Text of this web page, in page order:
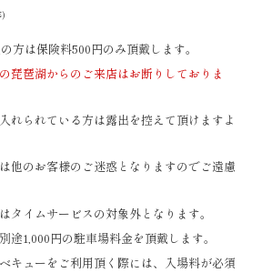
方は保険料500円のみ頂戴します。
琵琶湖からのご来店はお断りしておりま
れられている方は露出を控えて頂けますよ
他のお客様のご迷惑となりますのでご遠慮
タイムサービスの対象外となります。
途1,000円の駐車場料金を頂戴します。
キューをご利用頂く際には、入場料が必須